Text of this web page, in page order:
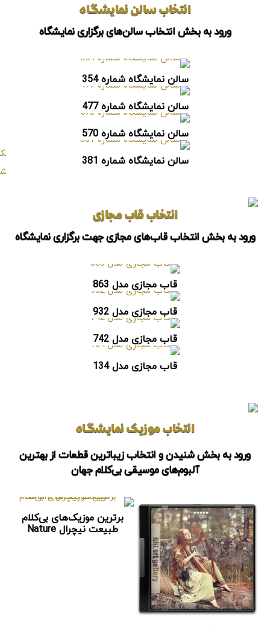
انتخاب سالن نمایشگاه
ورود به بخش انتخاب سالن‌های برگزاری نمایشگاه
سالن نمایشگاه شماره 354
سالن نمایشگاه شماره 477
سالن نمایشگاه شماره 570
سالن نمایشگاه شماره 381
انتخاب قاب مجازی
ورود به بخش انتخاب قاب‌های مجازی جهت برگزاری نمایشگاه
قاب مجازی مدل 863
قاب مجازی مدل 932
قاب مجازی مدل 742
قاب مجازی مدل 134
انتخاب موزیک نمایشگاه
ورود به بخش شنیدن و انتخاب زیباترین قطعات از بهترین
آلبوم‌های موسیقی بی‌کلام جهان
برترین موزیک‌های بی‌کلام
طبیعت نیچرال Nature